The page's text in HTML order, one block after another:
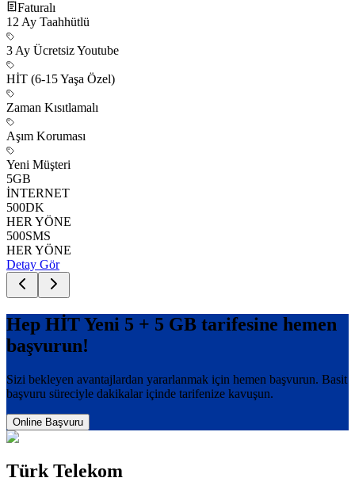
Faturalı
12Ay Taahhütlü
3 Ay Ücretsiz Youtube
HİT (6-15 Yaşa Özel)
Zaman Kısıtlamalı
Aşım Koruması
Yeni Müşteri
5GB
İNTERNET
500DK
HER YÖNE
500SMS
HER YÖNE
Detay Gör
Hep HİT Yeni 5 + 5 GB tarifesine hemen
başvurun!
Sizi bekleyen avantajlardan yararlanmak için hemen başvurun. Basit
başvuru süreciyle dakikalar içinde tarifenize kavuşun.
Online Başvuru
Türk Telekom